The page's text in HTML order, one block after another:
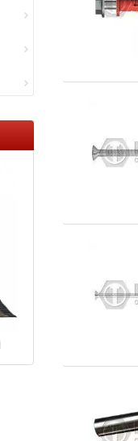
Ликвидация
Саморезы